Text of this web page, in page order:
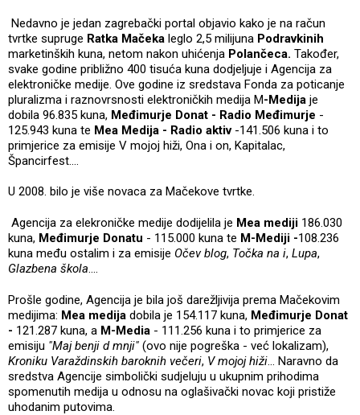
Nedavno je jedan zagrebački portal objavio kako je na račun
tvrtke supruge Ratka Mačeka leglo 2,5 milijuna Podravkinih
marketinških kuna, netom nakon uhićenja Polančeca. Također,
svake godine približno 400 tisuća kuna dodjeljuje i Agencija za
elektroničke medije. Ove godine iz sredstava Fonda za poticanje
pluralizma i raznovrsnosti elektroničkih medija M-Medija je
dobila 96.835 kuna, Međimurje Donat - Radio Međimurje -
125.943 kuna te Mea Medija - Radio aktiv-141.506 kuna i to
primjerice za emisije V mojoj hiži, Ona i on, Kapitalac,
Špancirfest....
U 2008. bilo je više novaca za Mačekove tvrtke.
Agencija za elekroničke medije dodijelila je Mea mediji 186.030
kuna, Međimurje Donatu - 115.000 kuna te M-Mediji -108.236
kuna među ostalim i za emisije Očev blog, Točka na i, Lupa,
Glazbena škola....
Prošle godine, Agencija je bila još darežljivija prema Mačekovim
medijima: Mea medija dobila je 154.117 kuna, Međimurje Donat
- 121.287 kuna, a M-Media - 111.256 kuna i to primjerice za
emisiju "Maj benji d mnji" (ovo nije pogreška - već lokalizam),
Kroniku Varaždinskih baroknih večeri, V mojoj hiži... Naravno da
sredstva Agencije simbolički sudjeluju u ukupnim prihodima
spomenutih medija u odnosu na oglašivački novac koji pristiže
uhodanim putovima.